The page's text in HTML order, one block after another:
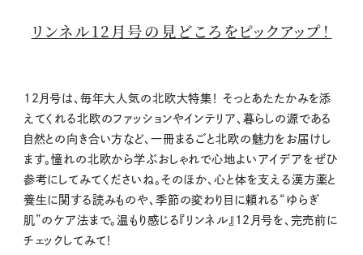
リンネル12月号の見どころをピックアップ！
12月号は、毎年大人気の北欧大特集！ そっとあたたかみを添
えてくれる北欧のファッションやインテリア、暮らしの源である
自然との向き合い方など、一冊まるごと北欧の魅力をお届けし
ます。憧れの北欧から学ぶおしゃれで心地よいアイデアをぜひ
参考にしてみてくださいね。そのほか、心と体を支える漢方薬と
養生に関する読みものや、季節の変わり目に頼れる“ゆらぎ
肌”のケア法まで。温もり感じる『リンネル』12月号を、完売前に
チェックしてみて！